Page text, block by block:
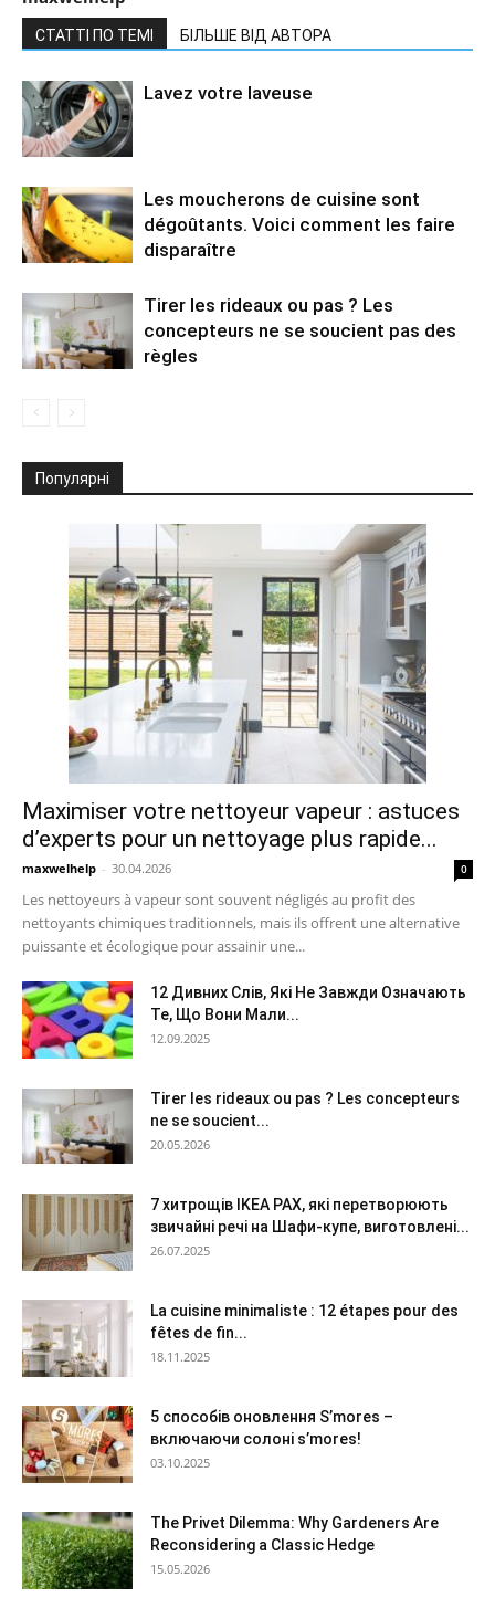
СТАТТІ ПО ТЕМІ БІЛЬШЕ ВІД АВТОРА
Lavez votre laveuse
Les moucherons de cuisine sont
dégoûtants. Voici comment les faire
disparaître
Tirer les rideaux ou pas ? Les
concepteurs ne se soucient pas des
règles
Популярні
Maximiser votre nettoyeur vapeur : astuces
d’experts pour un nettoyage plus rapide...
maxwelhelp - 30.04.2026 0
Les nettoyeurs à vapeur sont souvent négligés au profit des
nettoyants chimiques traditionnels, mais ils offrent une alternative
puissante et écologique pour assainir une...
12 Дивних Слів, Які Не Завжди Означають
Те, Що Вони Мали...
12.09.2025
Tirer les rideaux ou pas ? Les concepteurs
ne se soucient...
20.05.2026
7 хитрощів IKEA PAX, які перетворюють
звичайні речі на Шафи-купе, виготовлені...
26.07.2025
La cuisine minimaliste : 12 étapes pour des
fêtes de fin...
18.11.2025
5 способів оновлення S’mores –
включаючи солоні s’mores!
03.10.2025
The Privet Dilemma: Why Gardeners Are
Reconsidering a Classic Hedge
15.05.2026